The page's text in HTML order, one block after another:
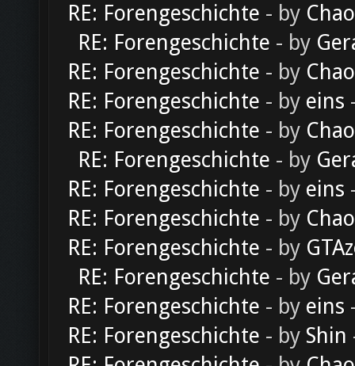
RE: Forengeschichte - by
RE: Forengeschichte - by
RE: Forengeschichte - by
RE: Forengeschichte - by eins
RE: Forengeschichte - by
RE: Forengeschichte - by
RE: Forengeschichte - by eins
RE: Forengeschichte - by
RE: Forengeschichte - by
RE: Forengeschichte - by
RE: Forengeschichte - by eins
RE: Forengeschichte - by Shin